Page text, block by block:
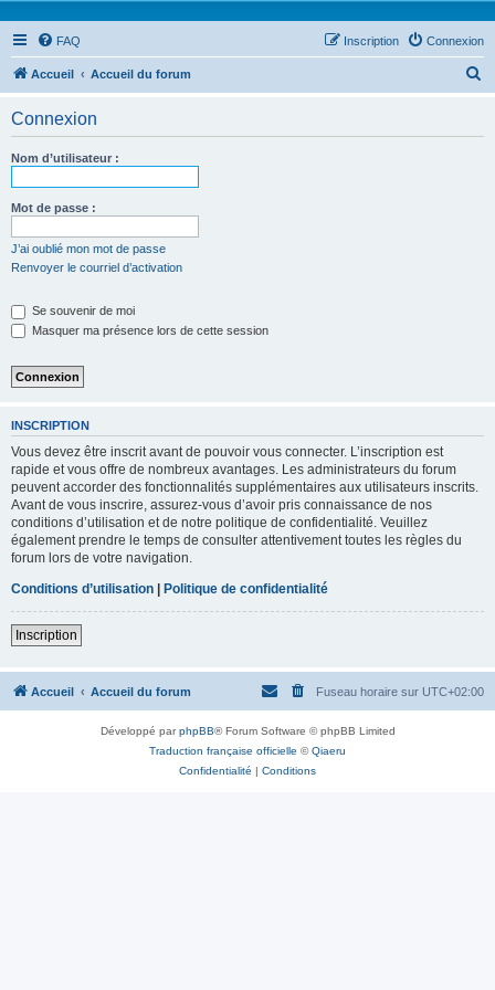
FAQ Connexion
Inscription
Accueil Accueil du forum
Connexion
Nom d’utilisateur :
Mot de passe :
J’ai oublié mon mot de passe
Renvoyer le courriel d’activation
Se souvenir de moi
Masquer ma présence lors de cette session
INSCRIPTION
Vous devez être inscrit avant de pouvoir vous connecter. L’inscription est
rapide et vous offre de nombreux avantages. Les administrateurs du forum
peuvent accorder des fonctionnalités supplémentaires aux utilisateurs inscrits.
Avant de vous inscrire, assurez-vous d’avoir pris connaissance de nos
conditions d’utilisation et de notre politique de confidentialité. Veuillez
également prendre le temps de consulter attentivement toutes les règles du
forum lors de votre navigation.
Conditions d’utilisation | Politique de confidentialité
Inscription
Accueil Accueil du forum Fuseau horaire sur UTC+02:00
Développé parphpBB® Forum Software © phpBB Limited
Traduction française officielle ©Qiaeru
Confidentialité | Conditions